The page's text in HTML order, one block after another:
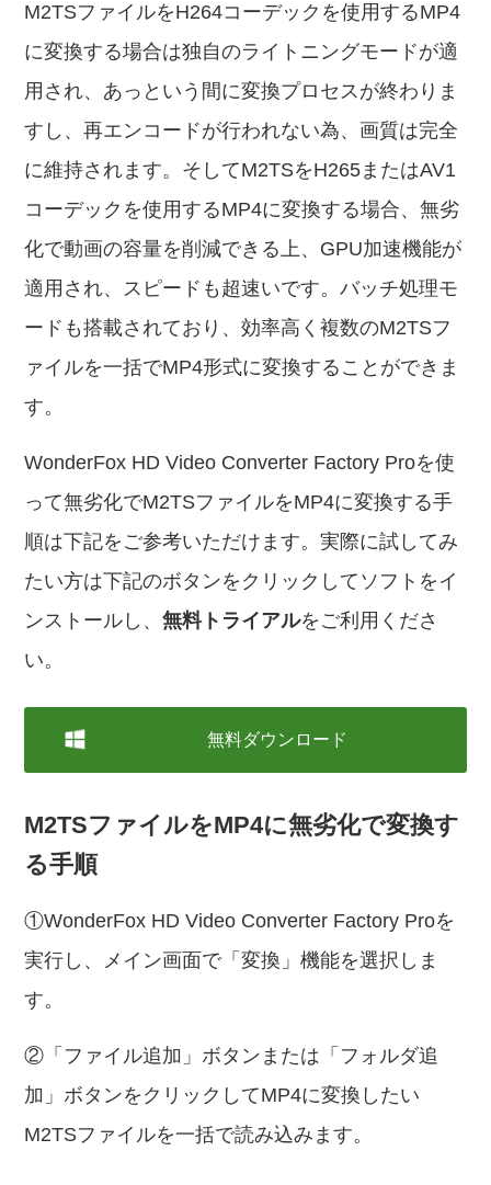
M2TSファイルをH264コーデックを使用するMP4
に変換する場合は独自のライトニングモードが適
用され、あっという間に変換プロセスが終わりま
すし、再エンコードが行われない為、画質は完全
に維持されます。そしてM2TSをH265またはAV1
コーデックを使用するMP4に変換する場合、無劣
化で動画の容量を削減できる上、GPU加速機能が
適用され、スピードも超速いです。バッチ処理モ
ードも搭載されており、効率高く複数のM2TSフ
ァイルを一括でMP4形式に変換することができま
す。
WonderFox HD Video Converter Factory Proを使
って無劣化でM2TSファイルをMP4に変換する手
順は下記をご参考いただけます。実際に試してみ
たい方は下記のボタンをクリックしてソフトをイ
ンストールし、無料トライアルをご利用くださ
い。
無料ダウンロード
M2TSファイルをMP4に無劣化で変換す
る手順
①WonderFox HD Video Converter Factory Proを
実行し、メイン画面で「変換」機能を選択しま
す。
②「ファイル追加」ボタンまたは「フォルダ追
加」ボタンをクリックしてMP4に変換したい
M2TSファイルを一括で読み込みます。